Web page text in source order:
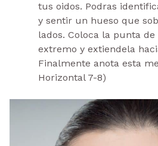
tus oidos. Podras
y sentir un hueso que
lados. Coloca la punta
extremo y extiendela
Finalmente anota esta
Horizontal 7-8)